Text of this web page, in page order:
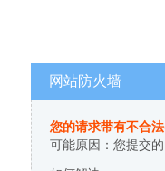
网站防火墙
您的请求带有不合
可能原因：您提交